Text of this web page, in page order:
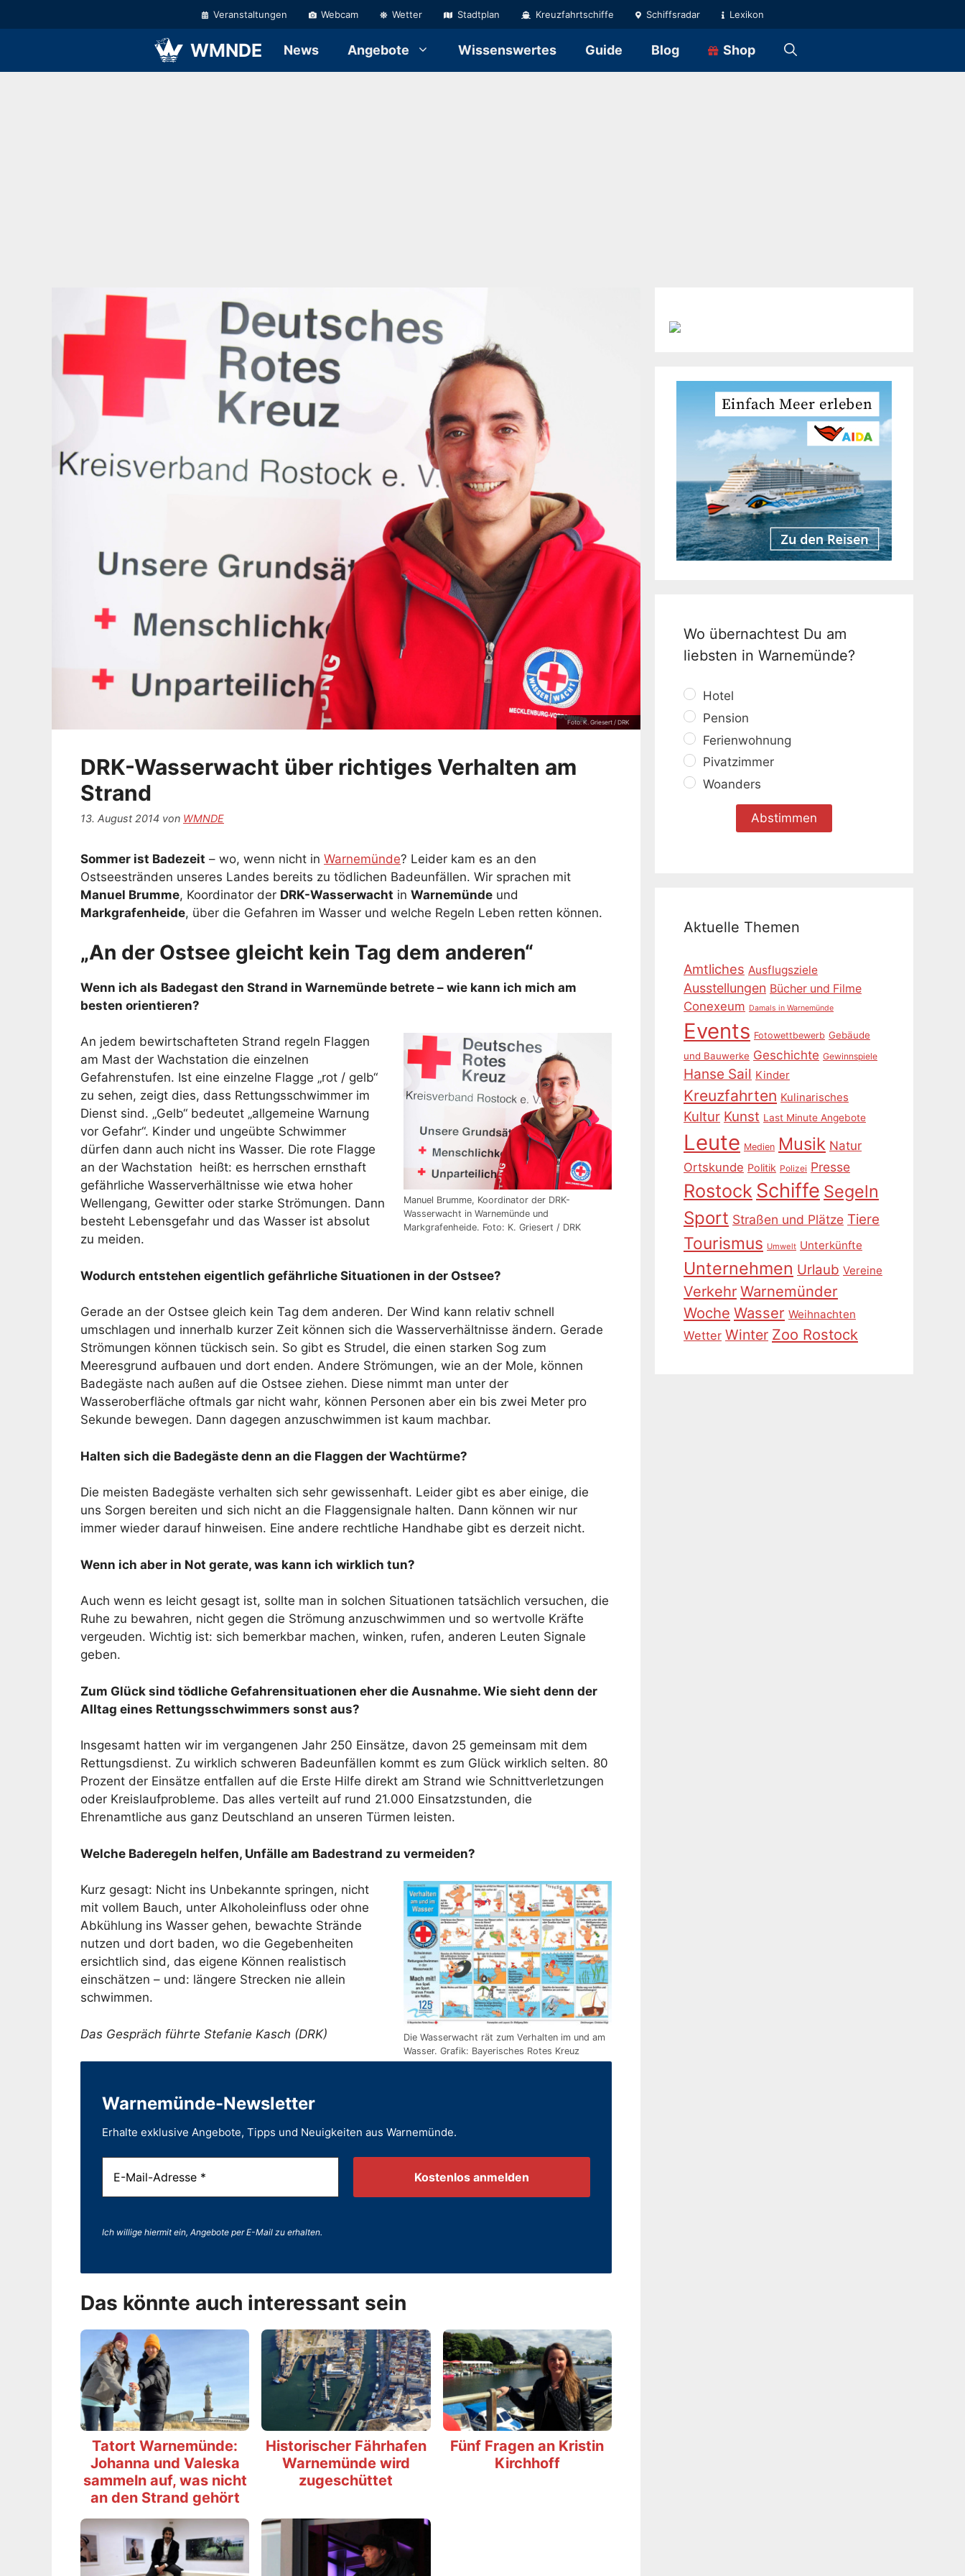
Inhalt
Veranstaltungen Webcam Wetter Stadtplan Kreuzfahrtschiffe Schiffsradar Lexikon
WMNDE News Angebote Wissenswertes Guide Blog Shop
Foto: K. Griesert / DRK
DRK-Wasserwacht über richtiges Verhalten am
Strand
13. August 2014 von WMNDE
Sommer ist Badezeit – wo, wenn nicht in Warnemünde? Leider kam es an den
Ostseestränden unseres Landes bereits zu tödlichen Badeunfällen. Wir sprachen mit
Manuel Brumme, Koordinator der DRK-Wasserwacht in Warnemünde und
Markgrafenheide, über die Gefahren im Wasser und welche Regeln Leben retten können.
„An der Ostsee gleicht kein Tag dem anderen“
Wenn ich als Badegast den Strand in Warnemünde betrete – wie kann ich mich am
besten orientieren?
Manuel Brumme, Koordinator der DRK-
Wasserwacht in Warnemünde und
Markgrafenheide. Foto: K. Griesert / DRK
An jedem bewirtschafteten Strand regeln Flaggen
am Mast der Wachstation die einzelnen
Gefahrenstufen. Ist eine einzelne Flagge „rot / gelb“
zu sehen, zeigt dies, dass Rettungsschwimmer im
Dienst sind. „Gelb“ bedeutet „allgemeine Warnung
vor Gefahr“. Kinder und ungeübte Schwimmer
dürfen dann auch nicht ins Wasser. Die rote Flagge
an der Wachstation heißt: es herrschen ernsthaft
gefährliche Wasserverhältnisse wie etwa hoher
Wellengang, Gewitter oder starke Strömungen. Dann
besteht Lebensgefahr und das Wasser ist absolut
zu meiden.
Wodurch entstehen eigentlich gefährliche Situationen in der Ostsee?
Gerade an der Ostsee gleich kein Tag dem anderen. Der Wind kann relativ schnell
umschlagen und innerhalb kurzer Zeit können sich die Wasserverhältnisse ändern. Gerade
Strömungen können tückisch sein. So gibt es Strudel, die einen starken Sog zum
Meeresgrund aufbauen und dort enden. Andere Strömungen, wie an der Mole, können
Badegäste nach außen auf die Ostsee ziehen. Diese nimmt man unter der
Wasseroberfläche oftmals gar nicht wahr, können Personen aber ein bis zwei Meter pro
Sekunde bewegen. Dann dagegen anzuschwimmen ist kaum machbar.
Halten sich die Badegäste denn an die Flaggen der Wachtürme?
Die meisten Badegäste verhalten sich sehr gewissenhaft. Leider gibt es aber einige, die
uns Sorgen bereiten und sich nicht an die Flaggensignale halten. Dann können wir nur
immer wieder darauf hinweisen. Eine andere rechtliche Handhabe gibt es derzeit nicht.
Wenn ich aber in Not gerate, was kann ich wirklich tun?
Auch wenn es leicht gesagt ist, sollte man in solchen Situationen tatsächlich versuchen, die
Ruhe zu bewahren, nicht gegen die Strömung anzuschwimmen und so wertvolle Kräfte
vergeuden. Wichtig ist: sich bemerkbar machen, winken, rufen, anderen Leuten Signale
geben.
Zum Glück sind tödliche Gefahrensituationen eher die Ausnahme. Wie sieht denn der
Alltag eines Rettungsschwimmers sonst aus?
Insgesamt hatten wir im vergangenen Jahr 250 Einsätze, davon 25 gemeinsam mit dem
Rettungsdienst. Zu wirklich schweren Badeunfällen kommt es zum Glück wirklich selten. 80
Prozent der Einsätze entfallen auf die Erste Hilfe direkt am Strand wie Schnittverletzungen
oder Kreislaufprobleme. Das alles verteilt auf rund 21.000 Einsatzstunden, die
Ehrenamtliche aus ganz Deutschland an unseren Türmen leisten.
Welche Baderegeln helfen, Unfälle am Badestrand zu vermeiden?
Die Wasserwacht rät zum Verhalten im und am
Wasser. Grafik: Bayerisches Rotes Kreuz
Kurz gesagt: Nicht ins Unbekannte springen, nicht
mit vollem Bauch, unter Alkoholeinfluss oder ohne
Abkühlung ins Wasser gehen, bewachte Strände
nutzen und dort baden, wo die Gegebenheiten
ersichtlich sind, das eigene Können realistisch
einschätzen – und: längere Strecken nie allein
schwimmen.
Das Gespräch führte Stefanie Kasch (DRK)
Warnemünde-Newsletter
Erhalte exklusive Angebote, Tipps und Neuigkeiten aus Warnemünde.
Ich willige hiermit ein, Angebote per E-Mail zu erhalten.
Das könnte auch interessant sein
Tatort Warnemünde:
Johanna und Valeska
sammeln auf, was nicht
an den Strand gehört
Historischer Fährhafen
Warnemünde wird
zugeschüttet
Fünf Fragen an Kristin
Kirchhoff
Wo übernachtest Du am
liebsten in Warnemünde?
Hotel
Pension
Ferienwohnung
Pivatzimmer
Woanders
Aktuelle Themen
Amtliches Ausflugsziele
Ausstellungen Bücher und Filme
Conexeum Damals in Warnemünde
Events Fotowettbewerb Gebäude
und Bauwerke Geschichte Gewinnspiele
Hanse Sail Kinder
Kreuzfahrten Kulinarisches
Kultur Kunst Last Minute Angebote
Leute Medien Musik Natur
Ortskunde Politik Polizei Presse
Rostock Schiffe Segeln
Sport Straßen und Plätze Tiere
Tourismus Umwelt Unterkünfte
Unternehmen Urlaub Vereine
Verkehr Warnemünder
Woche Wasser Weihnachten
Wetter Winter Zoo Rostock